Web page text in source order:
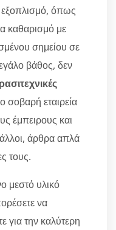
εξοπλισμό, όπως
καθαρισμό με
σημείου σε
βάθος, δεν
σοβαρή εταιρεία
έμπειρους και
άρθρα απλά
τους.
μεστό υλικό
να
για την καλύτερη